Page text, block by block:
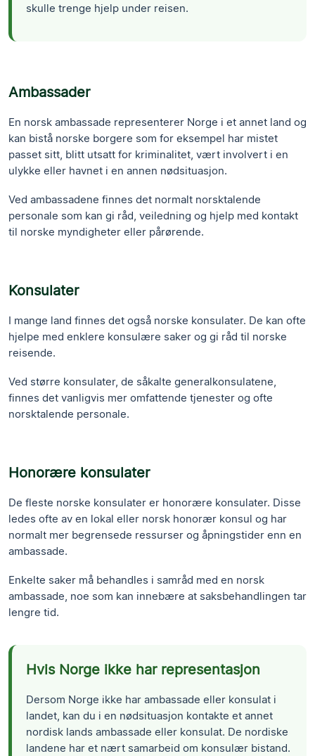
skulle trenge hjelp under reisen.
Ambassader
En norsk ambassade representerer Norge i et annet land og
kan bistå norske borgere som for eksempel har mistet
passet sitt, blitt utsatt for kriminalitet, vært involvert i en
ulykke eller havnet i en annen nødsituasjon.
Ved ambassadene finnes det normalt norsktalende
personale som kan gi råd, veiledning og hjelp med kontakt
til norske myndigheter eller pårørende.
Konsulater
I mange land finnes det også norske konsulater. De kan ofte
hjelpe med enklere konsulære saker og gi råd til norske
reisende.
Ved større konsulater, de såkalte generalkonsulatene,
finnes det vanligvis mer omfattende tjenester og ofte
norsktalende personale.
Honorære konsulater
De fleste norske konsulater er honorære konsulater. Disse
ledes ofte av en lokal eller norsk honorær konsul og har
normalt mer begrensede ressurser og åpningstider enn en
ambassade.
Enkelte saker må behandles i samråd med en norsk
ambassade, noe som kan innebære at saksbehandlingen tar
lengre tid.
Hvis Norge ikke har representasjon
Dersom Norge ikke har ambassade eller konsulat i
landet, kan du i en nødsituasjon kontakte et annet
nordisk lands ambassade eller konsulat. De nordiske
landene har et nært samarbeid om konsulær bistand.